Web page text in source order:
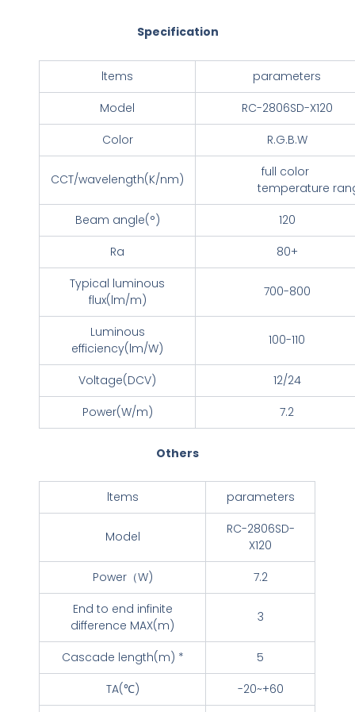
Specification
ltems
parameters
Model
RC-2806SD-X120
Color
R.G.B.W
CCT/wavelength(K/nm)
full color
temperature
Beam angle(°)
120
Ra
80+
Typical luminous
flux(lm/m)
700-800
Luminous
efficiency(lm/W)
100-110
Voltage(DCV)
12/24
Power(W/m)
7.2
Others
ltems parameters
Model
RC-2806SD-
X120
Power（W)
7.2
End to end infinite
difference MAX(m)
3
Cascade length(m) *
5
TA(℃)
-20~+60